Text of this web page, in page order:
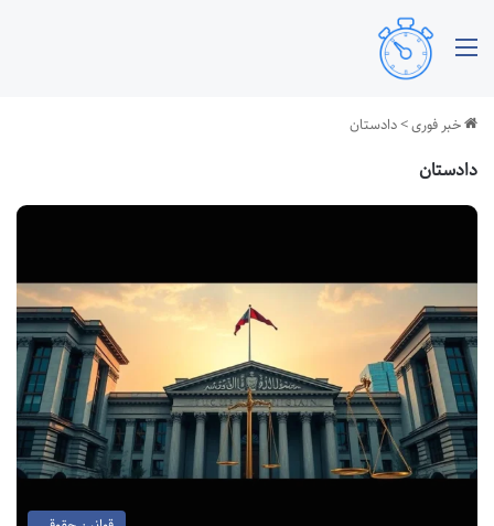
خبر فوری>دادستان
دادستان